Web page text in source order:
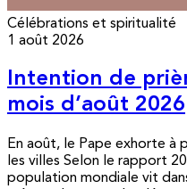
Célébrations et spiritualité
1 août 2026
Intention de
mois d’août 2026
En août, le Pape exhorte à
les villes Selon le rapport
population mondiale vit